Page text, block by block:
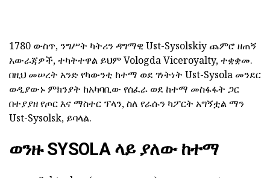
1780 ውስጥ, ንግሥት ካትሪን ዳግማዊ Ust-Sysolskiy ጨምሮ ዘጠኝ
አውራጃዎች, ተካትተዋል ይህም Vologda Viceroyalty, ተቋቋመ.
በዚህ መሠረት አንድ የካውንቲ ከተማ ወደ ገነትነት Ust-Sysola መንደር
ወዲያውኑ ምክንያት ከአካባቢው የሰፈራ ወደ ከተማ መስፋፋት ጋር
በተያያዘ የጦር እና ማስተር ፕላን, ስለ የራሱን ካፖርት አግኝቷል ማን
Ust-Sysolsk, ይባላል.
ወንዙ SYSOLA ላይ ያለው ከተማ